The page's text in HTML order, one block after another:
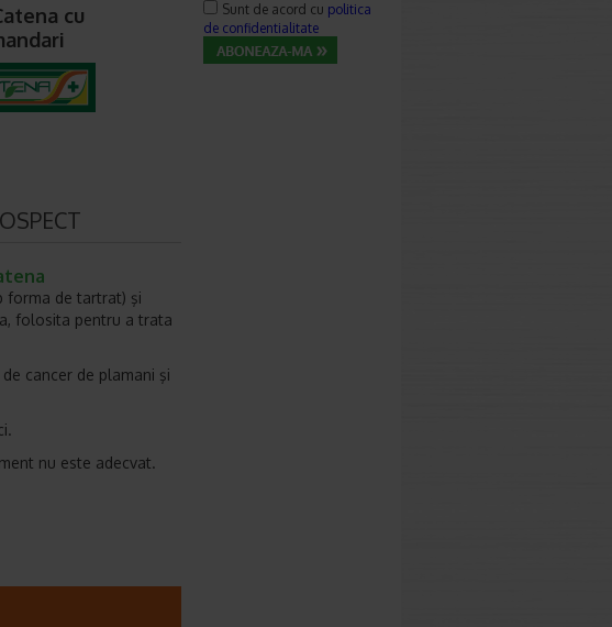
cu
forma de tartrat) şi
folosita pentru a trata
cancer de plamani şi
nu este adecvat.
Sunt de acord cu politica
de confidentialitate